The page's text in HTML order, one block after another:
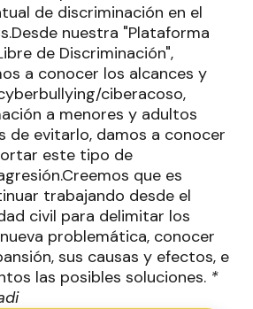
de discriminación en el
nuestra "Plataforma
de Discriminación",
a conocer los alcances y
ciberacoso,
a menores y adultos
de evitarlo, damos a conocer
este tipo de
que es
trabajando desde el
civil para delimitar los
problemática, conocer
sus causas y efectos, e
las posibles soluciones. *